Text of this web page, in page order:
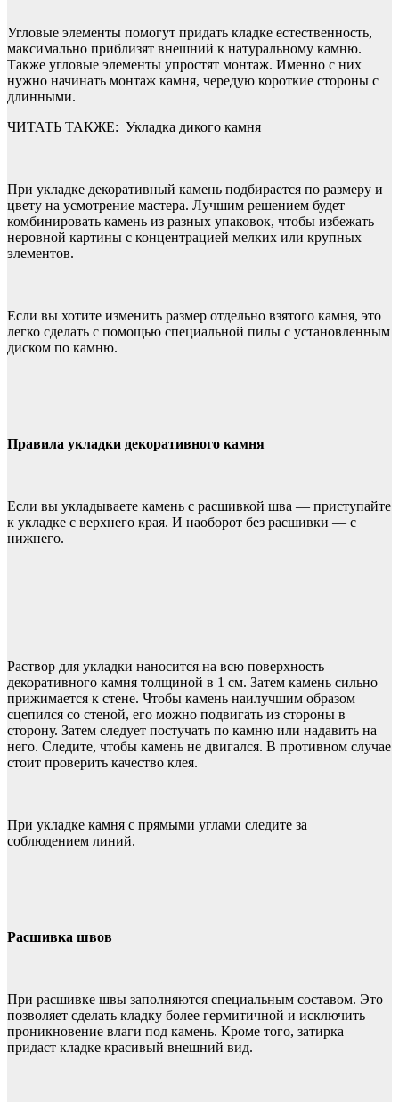
Угловые элементы помогут придать кладке естественность,
максимально приблизят внешний к натуральному камню.
Также угловые элементы упростят монтаж. Именно с них
нужно начинать монтаж камня, чередую короткие стороны с
длинными.
ЧИТАТЬ ТАКЖЕ: Укладка дикого камня
При укладке декоративный камень подбирается по размеру и
цвету на усмотрение мастера. Лучшим решением будет
комбинировать камень из разных упаковок, чтобы избежать
неровной картины с концентрацией мелких или крупных
элементов.
Если вы хотите изменить размер отдельно взятого камня, это
легко сделать с помощью специальной пилы с установленным
диском по камню.
Правила укладки декоративного камня
Если вы укладываете камень с расшивкой шва — приступайте
к укладке с верхнего края. И наоборот без расшивки — с
нижнего.
Раствор для укладки наносится на всю поверхность
декоративного камня толщиной в 1 см. Затем камень сильно
прижимается к стене. Чтобы камень наилучшим образом
сцепился со стеной, его можно подвигать из стороны в
сторону. Затем следует постучать по камню или надавить на
него. Следите, чтобы камень не двигался. В противном случае
стоит проверить качество клея.
При укладке камня с прямыми углами следите за
соблюдением линий.
Расшивка швов
При расшивке швы заполняются специальным составом. Это
позволяет сделать кладку более гермитичной и исключить
проникновение влаги под камень. Кроме того, затирка
придаст кладке красивый внешний вид.